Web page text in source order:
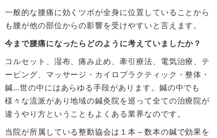
一般的な腰痛に効くツボが全身に位置していることから
も腰が他の部位からの影響を受けやすいと言えます。
今まで腰痛になったらどのように考えていましたか？
コルセット、湿布、痛み止め、牽引療法、電気治療、テ
ーピング、マッサージ・カイロプラクティック・整体・
鍼…世の中にはあらゆる手段があります。鍼の中でも
様々な流派があり地域の鍼灸院を巡って全ての治療院が
違うやり方ということもよくある業界なのです。
当院が所属している整動協会は１本～数本の鍼で効果を